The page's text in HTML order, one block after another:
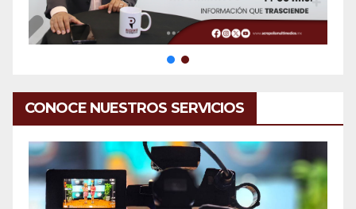
CONOCE NUESTROS SERVICIOS